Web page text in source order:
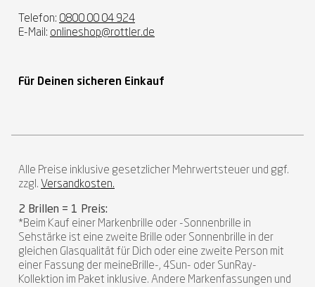
Telefon: 0800 00 04 924
E-Mail: onlineshop@rottler.de
Für Deinen sicheren Einkauf
Alle Preise inklusive gesetzlicher Mehrwertsteuer und ggf.
zzgl. Versandkosten.
2 Brillen = 1 Preis:
*Beim Kauf einer Markenbrille oder -Sonnenbrille in
Sehstärke ist eine zweite Brille oder Sonnenbrille in der
gleichen Glasqualität für Dich oder eine zweite Person mit
einer Fassung der meineBrille-, 4Sun- oder SunRay-
Kollektion im Paket inklusive. Andere Markenfassungen und